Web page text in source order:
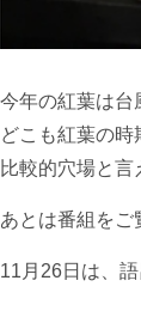
今年の紅葉は台
どこも紅葉の時
比較的穴場と言
あとは番組をご
11月26日は、